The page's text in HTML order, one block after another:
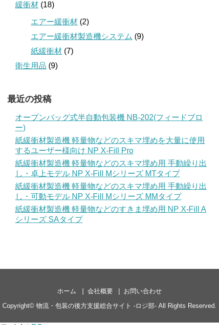
緩衝材 (18)
エアー緩衝材 (2)
エアー緩衝材製造機システム (9)
紙緩衝材 (7)
衛生用品 (9)
最近の投稿
オープンバッグ式半自動包装機 NB-202(フィードブロ
ー)
紙緩衝材製造機 軽量物などのスキマ埋めを大量に使用
するユーザー様向け NP X-Fill Pro
紙緩衝材製造機 軽量物などのスキマ埋め用 手動繰り出
し・卓上モデル NP X-Fill Mシリーズ MTタイプ
紙緩衝材製造機 軽量物などのスキマ埋め用 手動繰り出
し・可動モデル NP X-Fill Mシリーズ MMタイプ
紙緩衝材製造機 軽量物などのすきま埋め用 NP X-Fill A
シリーズ SAタイプ
ホーム 会社概要
お問い合わせ
Copyright© 物流・包装の後方支援総合サイト -ロジ部- All Rights Reserved.